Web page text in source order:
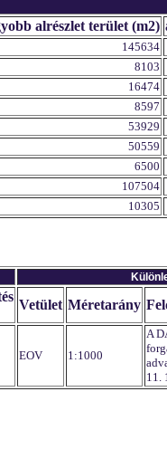
alrészlet terület (m2)
145634
8103
16474
8597
53929
50559
6500
107504
10305
Vetület Méretarány
EOV 1:1000
A
11.